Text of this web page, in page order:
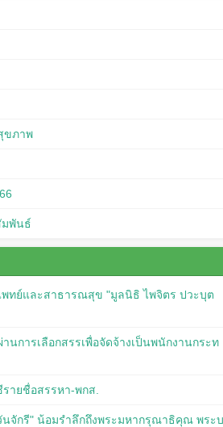
ขภาพ
มพันธ์
ทย์และสาธารณสุข "มูลนิธิ ไพจิตร ปวะบุต
นการเลือกสรรเพื่อจัดจ้างเป็นพนักงานกระท
ายชื่อสรรหา-พกส.
จักรี" น้อมรำลึกถึงพระมหากรุณาธิคุณ พระบ